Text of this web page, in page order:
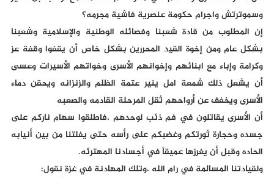
وسموترتش واجرام حكومة عنصرية فاشية مجرمه؟
إن المطلوب من قادة شعبنا وفصائله الوطنية والإسلامية وشعبنا
بشكل عام ومن إخوة القيد المحررين بشكل خاص أن يقفوا وقفة عز
وكرامة وإباء مع ابنائهم وإخوانهم الأسرى وخواتهم الأسيرات وعسى
أن يشعل ذلك شمعة امل ينير عتمة الظلم والزنزانه ويحقن دماء
الأسرى ويخفف عن أرواحهم ثقل المرحلة القادمه والصعبه
أن الأسرى يقاتلون في فم ذئب لوحدهم ،فاطلقوا سهام ناركم على
جسده وحجارة ثورتكم وغضبكم على رأسه حتى يفلتنا من بين أنيابه
الحاده وقبل أن يغرزها عميقاً في أجسادنا المهترئه.
ولقيادتنا المسالمة في رام الله ،وتلك المهادنة في غزة نقول: